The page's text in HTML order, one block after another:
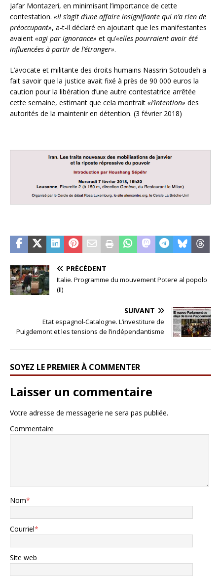
Jafar Montazeri, en minimisant l’importance de cette
contestation. «Il s’agit d’une affaire insignifiante qui n’a rien de
préoccupant», a-t-il déclaré en ajoutant que les manifestantes
avaient «agi par ignorance» et qu’«elles pourraient avoir été
influencées à partir de l’étranger».
L’avocate et militante des droits humains Nassrin Sotoudeh a
fait savoir que la justice avait fixé à près de 90 000 euros la
caution pour la libération d’une autre contestatrice arrêtée
cette semaine, estimant que cela montrait «l’intention» des
autorités de la maintenir en détention. (3 février 2018)
PRÉCÉDENT
Italie. Programme du mouvement Potere al popolo
(II)
SUIVANT
Etat espagnol-Catalogne. L’investiture de
Puigdemont et les tensions de l’indépendantisme
SOYEZ LE PREMIER À COMMENTER
Laisser un commentaire
Votre adresse de messagerie ne sera pas publiée.
Commentaire
Nom*
Courriel*
Site web